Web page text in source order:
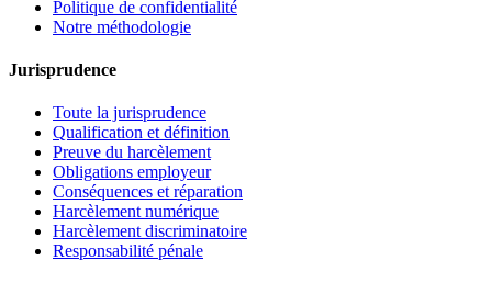
Politique de confidentialité
Notre méthodologie
Jurisprudence
Toute la jurisprudence
Qualification et définition
Preuve du harcèlement
Obligations employeur
Conséquences et réparation
Harcèlement numérique
Harcèlement discriminatoire
Responsabilité pénale